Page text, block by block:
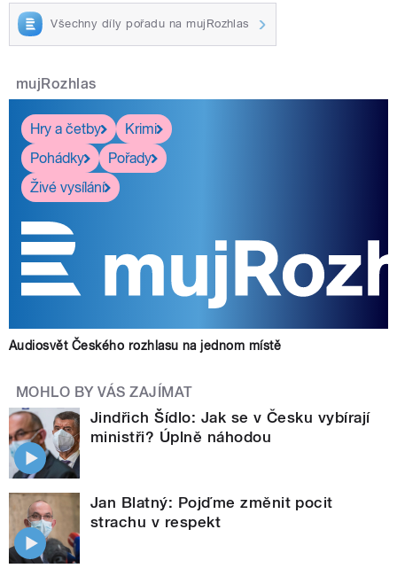
Všechny díly pořadu na mujRozhlas
mujRozhlas
Hry a četby
Krimi
Pohádky
Pořady
Živé vysílání
Audiosvět Českého rozhlasu na jednom místě
MOHLO BY VÁS ZAJÍMAT
Jindřich Šídlo: Jak se v Česku vybírají
ministři? Úplně náhodou
Jan Blatný: Pojďme změnit pocit
strachu v respekt